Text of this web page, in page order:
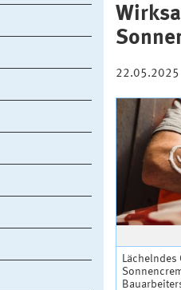
22.05.2025
Lächelndes